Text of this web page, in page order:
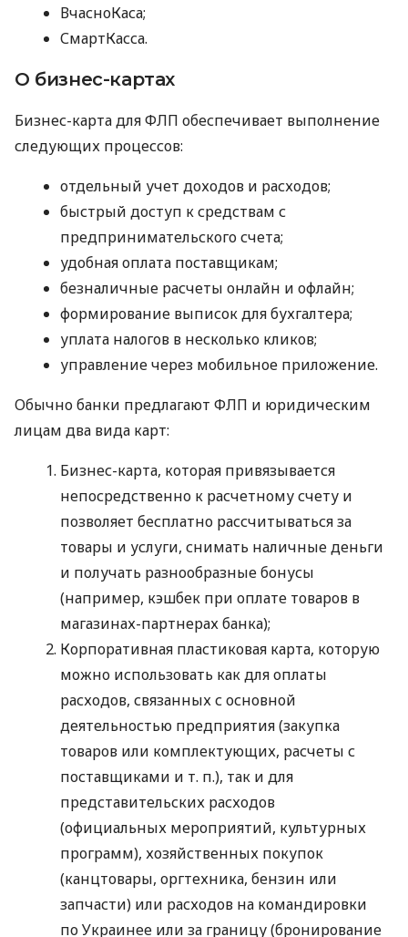
ВчасноКаса;
СмартКасса.
О бизнес-картах
Бизнес-карта для ФЛП обеспечивает выполнение
следующих процессов:
отдельный учет доходов и расходов;
быстрый доступ к средствам с
предпринимательского счета;
удобная оплата поставщикам;
безналичные расчеты онлайн и офлайн;
формирование выписок для бухгалтера;
уплата налогов в несколько кликов;
управление через мобильное приложение.
Обычно банки предлагают ФЛП и юридическим
лицам два вида карт:
Бизнес-карта, которая привязывается
непосредственно к расчетному счету и
позволяет бесплатно рассчитываться за
товары и услуги, снимать наличные деньги
и получать разнообразные бонусы
(например, кэшбек при оплате товаров в
магазинах-партнерах банка);
Корпоративная пластиковая карта, которую
можно использовать как для оплаты
расходов, связанных с основной
деятельностью предприятия (закупка
товаров или комплектующих, расчеты с
поставщиками и т. п.), так и для
представительских расходов
(официальных мероприятий, культурных
программ), хозяйственных покупок
(канцтовары, оргтехника, бензин или
запчасти) или расходов на командировки
по Украинее или за границу (бронирование